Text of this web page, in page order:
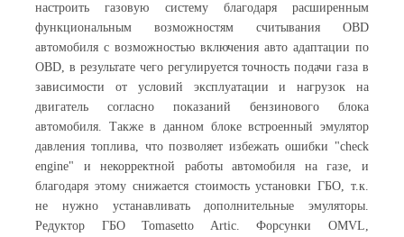
настроить газовую систему благодаря расширенным
функциональным возможностям считывания OBD
автомобиля с возможностью включения авто адаптации по
OBD, в результате чего регулируется точность подачи газа в
зависимости от условий эксплуатации и нагрузок на
двигатель согласно показаний бензинового блока
автомобиля. Также в данном блоке встроенный эмулятор
давления топлива, что позволяет избежать ошибки "check
engine" и некорректной работы автомобиля на газе, и
благодаря этому снижается стоимость установки ГБО, т.к.
не нужно устанавливать дополнительные эмуляторы.
Редуктор ГБО Tomasetto Artic. Форсунки OMVL,